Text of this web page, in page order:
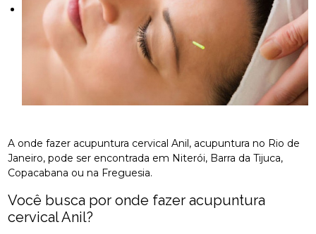
A onde fazer acupuntura cervical Anil, acupuntura no Rio de
Janeiro, pode ser encontrada em Niterói, Barra da Tijuca,
Copacabana ou na Freguesia.
Você busca por onde fazer acupuntura
cervical Anil?